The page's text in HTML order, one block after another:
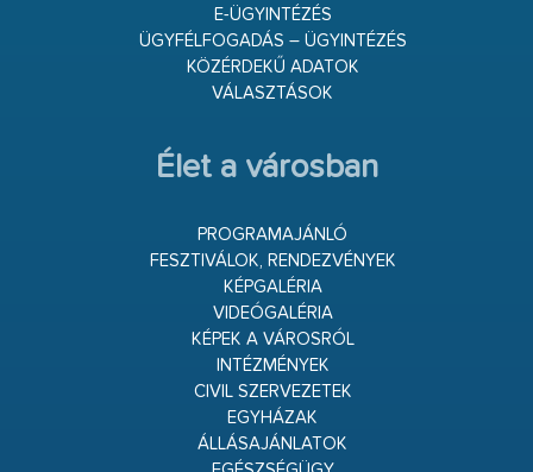
E-ÜGYINTÉZÉS
ÜGYFÉLFOGADÁS – ÜGYINTÉZÉS
KÖZÉRDEKŰ ADATOK
VÁLASZTÁSOK
Élet a városban
PROGRAMAJÁNLÓ
FESZTIVÁLOK, RENDEZVÉNYEK
KÉPGALÉRIA
VIDEÓGALÉRIA
KÉPEK A VÁROSRÓL
INTÉZMÉNYEK
CIVIL SZERVEZETEK
EGYHÁZAK
ÁLLÁSAJÁNLATOK